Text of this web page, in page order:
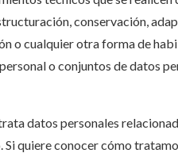
conservación,
o cualquier otra forma de
o conjuntos de datos
datos personales
Si quiere conocer cómo